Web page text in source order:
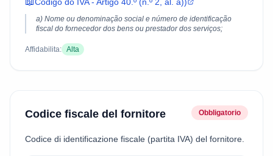
a) Nome ou denominação social e número de identificação
fiscal do fornecedor dos bens ou prestador dos serviços;
Affidabilita: Alta
Codice fiscale del fornitore Obbligatorio
Codice di identificazione fiscale (partita IVA) del fornitore.